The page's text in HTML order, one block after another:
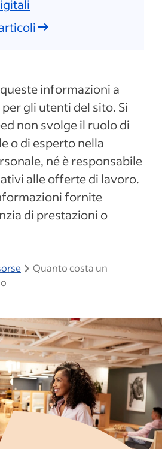
informazioni a
gli utenti del sito. Si
non svolge il ruolo di
o di esperto nella
né è responsabile
alle offerte di lavoro.
fornite
di prestazioni o
Quanto costa un